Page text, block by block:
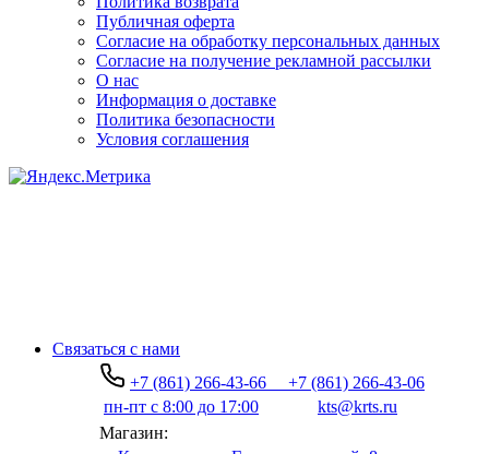
Публичная оферта
Согласие на обработку персональных данных
Согласие на получение рекламной рассылки
О нас
Информация о доставке
Политика безопасности
Условия соглашения
Связаться с нами
+7 (861) 266-43-66
+7 (861) 266-43-06
пн-пт с 8:00 до 17:00
kts@krts.ru
Магазин: